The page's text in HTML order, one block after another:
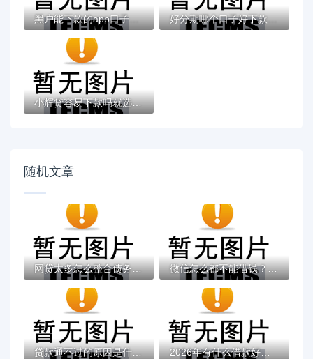
黑户能下款的app口子有哪些？今天带来10款黑... 好分期哪个口子好下款？老哥实测避坑贷款平...
小辉贷容易下款吗就选这7个4千元黑户无条件...
随机文章
网贷太多怎么整合债务？三步理清思路轻松减... 微信怎么都不能借钱？看看这6个平台借钱快速...
贷款通不过的原因是什么？十大最容易借钱的... 2026年有什么借款好下款的，超热门的10个大...